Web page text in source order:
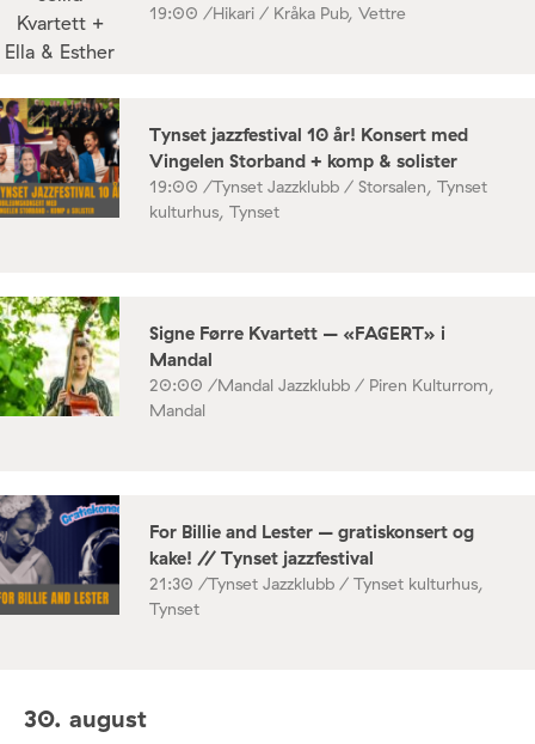
19:00 /Hikari / Kråka Pub, Vettre
Tynset jazzfestival 10 år! Konsert med
Vingelen Storband + komp & solister
19:00 /Tynset Jazzklubb / Storsalen, Tynset
kulturhus, Tynset
Signe Førre Kvartett – «FAGERT» i
Mandal
20:00 /Mandal Jazzklubb / Piren Kulturrom,
Mandal
For Billie and Lester – gratiskonsert og
kake! // Tynset jazzfestival
21:30 /Tynset Jazzklubb / Tynset kulturhus,
Tynset
30. august